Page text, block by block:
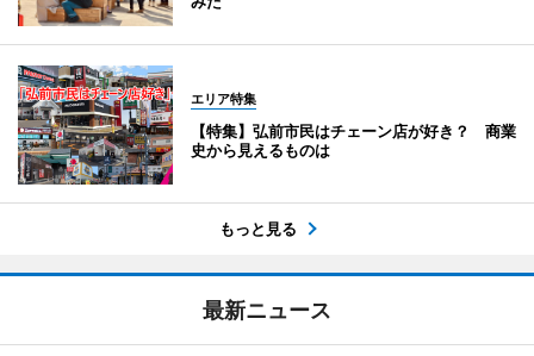
エリア特集
【特集】弘前市民はチェーン店が好き？ 商業
史から見えるものは
もっと見る
最新ニュース